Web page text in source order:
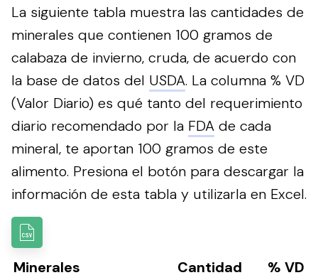
La siguiente tabla muestra las cantidades de
minerales que contienen 100 gramos de
calabaza de invierno, cruda, de acuerdo con
la base de datos del USDA. La columna % VD
(Valor Diario) es qué tanto del requerimiento
diario recomendado por la FDA de cada
mineral, te aportan 100 gramos de este
alimento. Presiona el botón para descargar la
información de esta tabla y utilizarla en Excel.
Minerales Cantidad
% VD